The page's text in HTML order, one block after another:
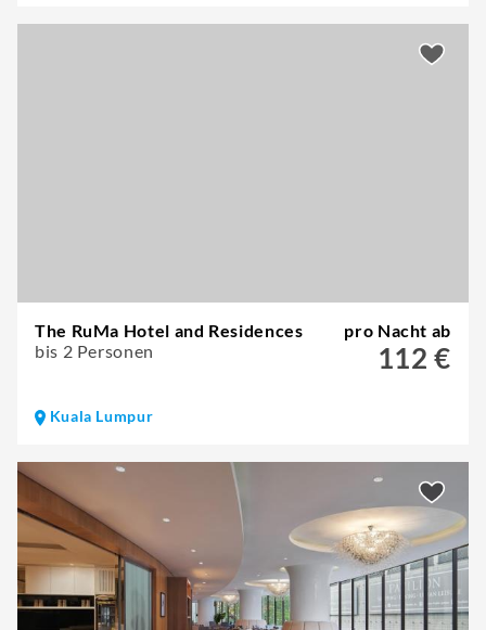
The RuMa Hotel and Residences
bis 2 Personen
pro Nacht ab
112 €
Kuala Lumpur